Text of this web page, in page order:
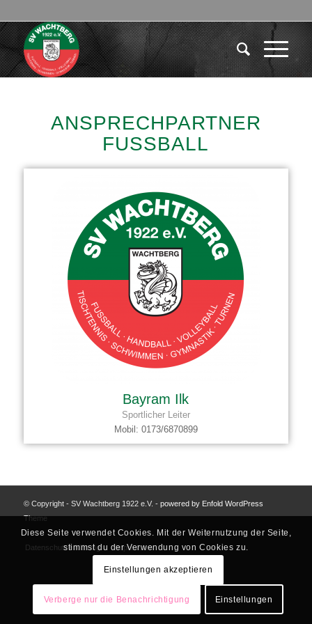
ANSPRECHPARTNER
FUSSBALL
Bayram Ilk
Sportlicher Leiter
Mobil: 0173/6870899
© Copyright - SV Wachtberg 1922 e.V. - powered by Enfold WordPress
Theme
Datenschutzerklärung Impressum
Diese Seite verwendet Cookies. Mit der Weiternutzung der Seite,
stimmst du der Verwendung von Cookies zu.
Einstellungen akzeptieren
Verberge nur die Benachrichtigung Einstellungen